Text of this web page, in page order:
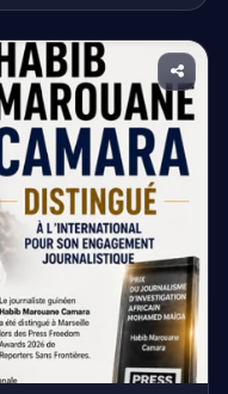
Marouane
mois après sa
dramatique et d’une